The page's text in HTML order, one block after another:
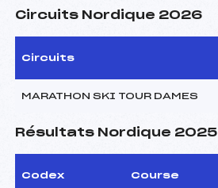
Circuits Nordique 2026
Circuits
MARATHON SKI TOUR DAMES
Résultats Nordique 2025
Codex Course